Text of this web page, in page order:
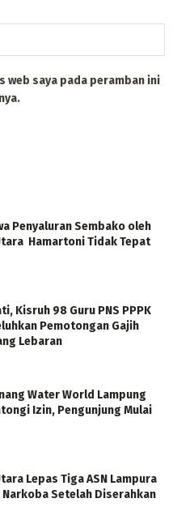
web saya pada peramban ini
Penyaluran Sembako oleh
Hamartoni Tidak Tepat
Kisruh 98 Guru PNS PPPK
Pemotongan Gajih
Lebaran
Water World Lampung
Izin, Pengunjung Mulai
Lepas Tiga ASN Lampura
Setelah Diserahkan